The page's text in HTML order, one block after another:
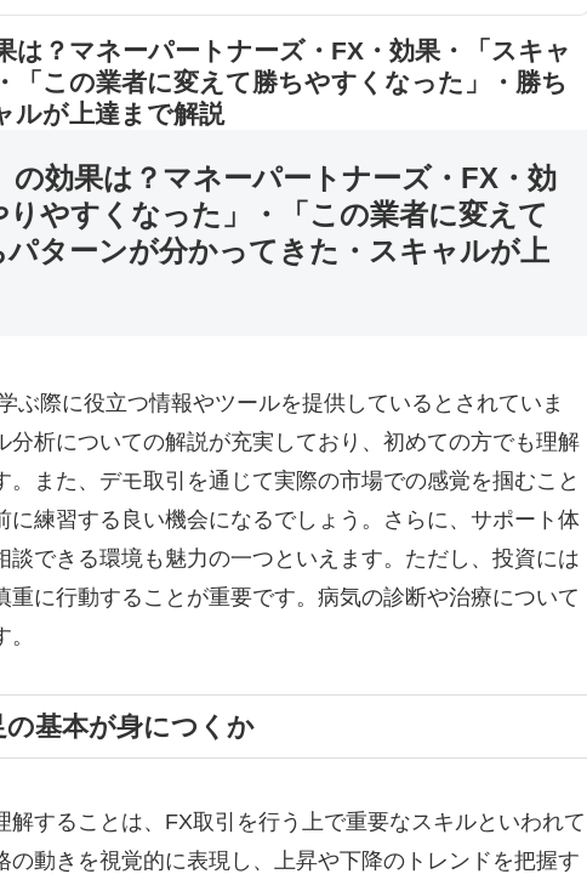
は？マネーパートナーズ・FX・効果・「スキャ
この業者に変えて勝ちやすくなった」・勝ち
ルが上達まで解説
の効果は？マネーパートナーズ・FX・効
やすくなった」・「この業者に変えて
ターンが分かってきた・スキャルが上
ぶ際に役立つ情報やツールを提供しているとされていま
析についての解説が充実しており、初めての方でも理解
また、デモ取引を通じて実際の市場での感覚を掴むこと
練習する良い機会になるでしょう。さらに、サポート体
できる環境も魅力の一つといえます。ただし、投資には
重に行動することが重要です。病気の診断や治療について
基本が身につくか
することは、FX取引を行う上で重要なスキルといわれて
動きを視覚的に表現し、上昇や下降のトレンドを把握す